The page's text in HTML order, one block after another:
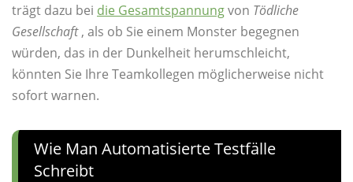
trägt dazu bei die Gesamtspannungvon Tödliche
Gesellschaft, als ob Sie einem Monster begegnen
würden, das in der Dunkelheit herumschleicht,
könnten Sie Ihre Teamkollegen möglicherweise nicht
sofort warnen.
Wie Man Automatisierte Testfälle
Schreibt